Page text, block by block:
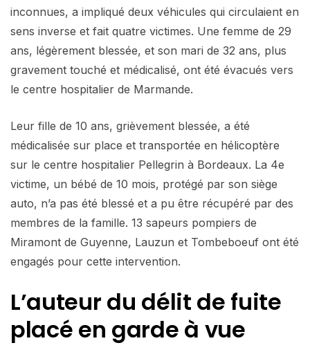
inconnues, a impliqué deux véhicules qui circulaient en
sens inverse et fait quatre victimes. Une femme de 29
ans, légèrement blessée, et son mari de 32 ans, plus
gravement touché et médicalisé, ont été évacués vers
le centre hospitalier de Marmande.
Leur fille de 10 ans, grièvement blessée, a été
médicalisée sur place et transportée en hélicoptère
sur le centre hospitalier Pellegrin à Bordeaux. La 4e
victime, un bébé de 10 mois, protégé par son siège
auto, n’a pas été blessé et a pu être récupéré par des
membres de la famille. 13 sapeurs pompiers de
Miramont de Guyenne, Lauzun et Tombeboeuf ont été
engagés pour cette intervention.
L’auteur du délit de fuite
placé en garde à vue